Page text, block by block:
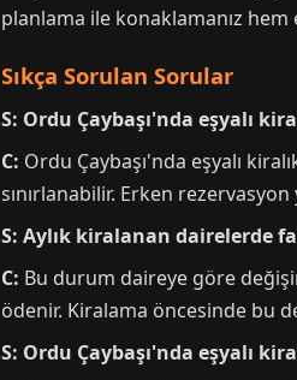
planlama ile konaklamanız
Sıkça Sorulan Sorular
S: Ordu Çaybaşı'nda eşyalı
C: Ordu Çaybaşı'nda eşyalı
sınırlanabilir. Erken
S: Aylık kiralanan dairelerde
C: Bu durum daireye göre
ödenir. Kiralama öncesinde bu
S: Ordu Çaybaşı'nda eşyalı